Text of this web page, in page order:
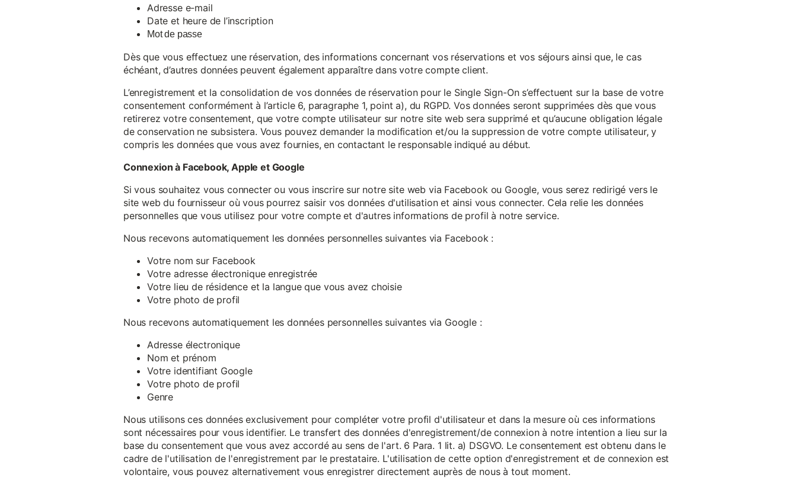
Adresse e-mail
Date et heure de l’inscription
Mot de passe
Dès que vous effectuez une réservation, des informations concernant vos réservations et vos séjours ainsi que, le cas
échéant, d’autres données peuvent également apparaître dans votre compte client.
L’enregistrement et la consolidation de vos données de réservation pour le Single Sign-On s’effectuent sur la base de votre
consentement conformément à l’article 6, paragraphe 1, point a), du RGPD. Vos données seront supprimées dès que vous
retirerez votre consentement, que votre compte utilisateur sur notre site web sera supprimé et qu’aucune obligation légale
de conservation ne subsistera. Vous pouvez demander la modification et/ou la suppression de votre compte utilisateur, y
compris les données que vous avez fournies, en contactant le responsable indiqué au début.
Connexion à Facebook, Apple et Google
Si vous souhaitez vous connecter ou vous inscrire sur notre site web via Facebook ou Google, vous serez redirigé vers le
site web du fournisseur où vous pourrez saisir vos données d'utilisation et ainsi vous connecter. Cela relie les données
personnelles que vous utilisez pour votre compte et d'autres informations de profil à notre service.
Nous recevons automatiquement les données personnelles suivantes via Facebook :
Votre nom sur Facebook
Votre adresse électronique enregistrée
Votre lieu de résidence et la langue que vous avez choisie
Votre photo de profil
Nous recevons automatiquement les données personnelles suivantes via Google :
Adresse électronique
Nom et prénom
Votre identifiant Google
Votre photo de profil
Genre
Nous utilisons ces données exclusivement pour compléter votre profil d'utilisateur et dans la mesure où ces informations
sont nécessaires pour vous identifier. Le transfert des données d'enregistrement/de connexion à notre intention a lieu sur la
base du consentement que vous avez accordé au sens de l'art. 6 Para. 1 lit. a) DSGVO. Le consentement est obtenu dans le
cadre de l'utilisation de l'enregistrement par le prestataire. L'utilisation de cette option d'enregistrement et de connexion est
volontaire, vous pouvez alternativement vous enregistrer directement auprès de nous à tout moment.